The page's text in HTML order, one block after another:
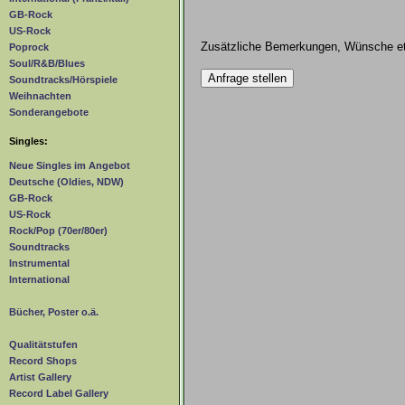
GB-Rock
US-Rock
Poprock
Soul/R&B/Blues
Soundtracks/Hörspiele
Weihnachten
Sonderangebote
Singles:
Neue Singles im Angebot
Deutsche (Oldies, NDW)
GB-Rock
US-Rock
Rock/Pop (70er/80er)
Soundtracks
Instrumental
International
Bücher, Poster o.ä.
Qualitätstufen
Record Shops
Artist Gallery
Record Label Gallery
Zusätzliche Bemerkungen, Wünsche